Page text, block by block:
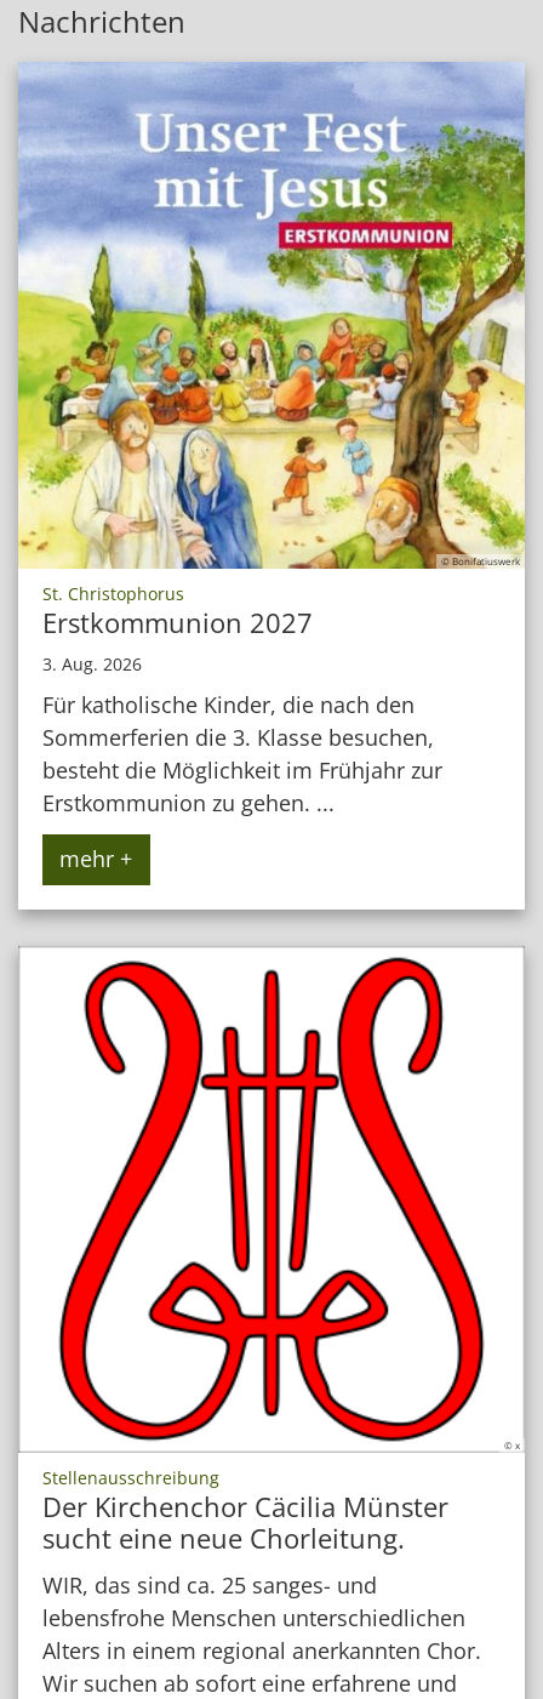
Nachrichten
© Bonifatiuswerk
St. Christophorus
Erstkommunion 2027
3. Aug. 2026
Für katholische Kinder, die nach den
Sommerferien die 3. Klasse besuchen,
besteht die Möglichkeit im Frühjahr zur
Erstkommunion zu gehen. ...
mehr +
© x
Stellenausschreibung:
Der Kirchenchor Cäcilia Münster
sucht eine neue Chorleitung.
WIR, das sind ca. 25 sanges- und
lebensfrohe Menschen unterschiedlichen
Alters in einem regional anerkannten Chor.
Wir suchen ab sofort eine erfahrene und